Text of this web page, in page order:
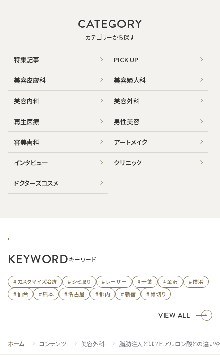
CATEGORY
カテゴリーから探す
特集記事 PICK UP
美容皮膚科 美容婦人科
美容内科 美容外科
再生医療 男性美容
審美歯科 アートメイク
インタビュー クリニック
ドクターズコスメ
KEYWORDキーワード
# カスタマイズ治療 # シミ取り # レーザー # 千葉 # 金沢
# 横浜
# 仙台
# 熊本 # 名古屋 # 都内 # 新宿 # 骨切り
VIEW ALL
ホーム コンテンツ 美容外科 脂肪注入とは？ヒアルロン酸との違い